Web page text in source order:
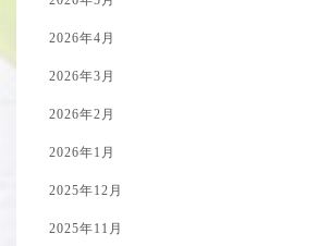
2026年4月
2026年3月
2026年2月
2026年1月
2025年12月
2025年11月